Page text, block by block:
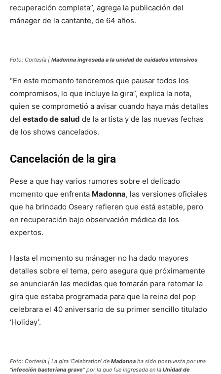
recuperación completa”, agrega la publicación del
mánager de la cantante, de 64 años.
Foto: Cortesía | Madonna ingresada a la unidad de cuidados intensivos
“En este momento tendremos que pausar todos los
compromisos, lo que incluye la gira”, explica la nota,
quien se comprometió a avisar cuando haya más detalles
del estado de salud de la artista y de las nuevas fechas
de los shows cancelados.
Cancelación de la gira
Pese a que hay varios rumores sobre el delicado
momento que enfrenta Madonna, las versiones oficiales
que ha brindado Oseary refieren que está estable, pero
en recuperación bajo observación médica de los
expertos.
Hasta el momento su mánager no ha dado mayores
detalles sobre el tema, pero asegura que próximamente
se anunciarán las medidas que tomarán para retomar la
gira que estaba programada para que la reina del pop
celebrara el 40 aniversario de su primer sencillo titulado
‘Holiday’.
Foto: Cortesía | La gira ‘Celebration’ de Madonna ha sido pospuesta por una
“infección bacteriana grave” por la que fue ingresada en la Unidad de